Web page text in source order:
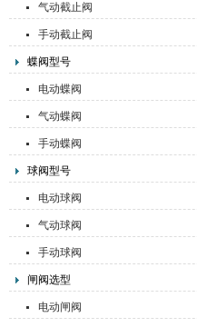
气动截止阀
手动截止阀
蝶阀型号
电动蝶阀
气动蝶阀
手动蝶阀
球阀型号
电动球阀
气动球阀
手动球阀
闸阀选型
电动闸阀